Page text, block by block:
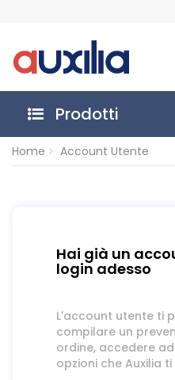
Prodotti
Home Account Utente
Hai già un
login adesso
L'account utente ti
compilare un
ordine, accedere
opzioni che Auxilia